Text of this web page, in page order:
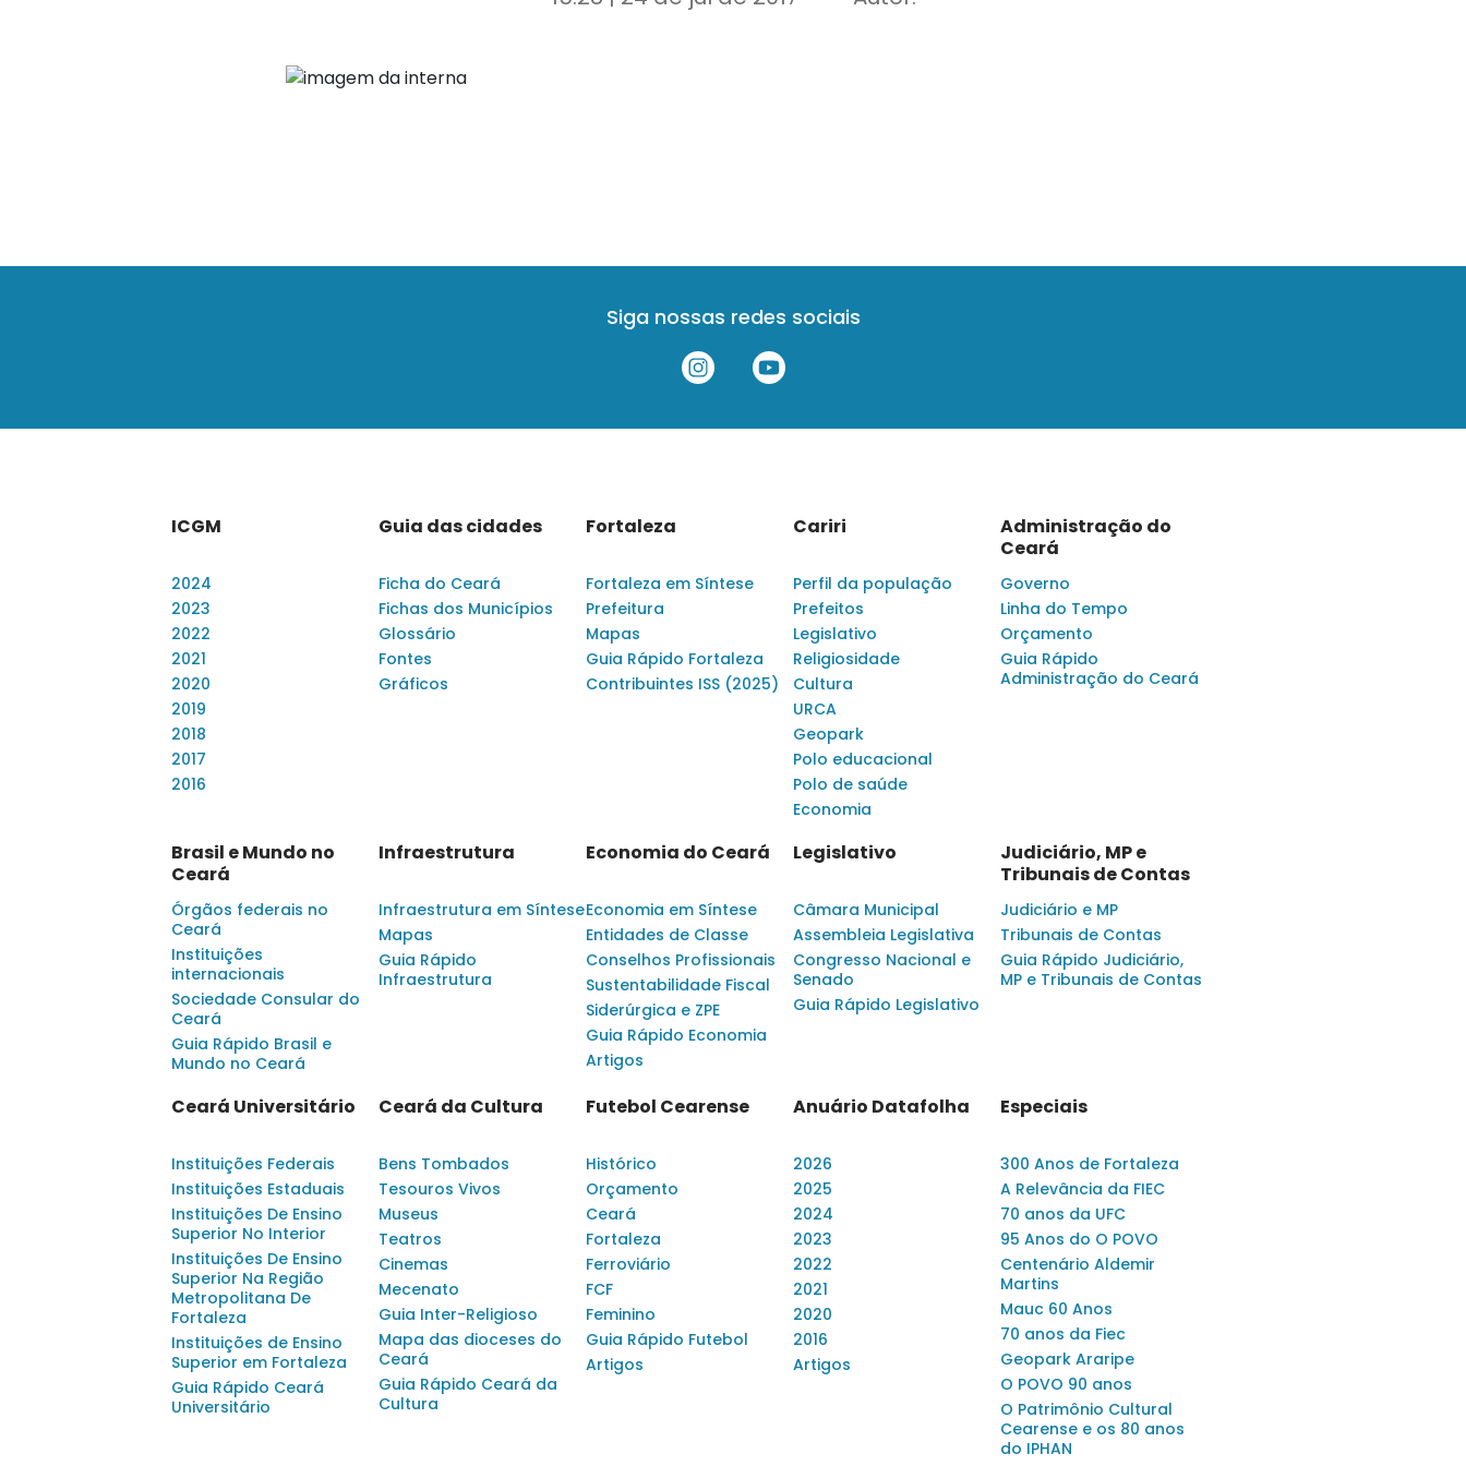
Siga nossas redes sociais
ICGM
2024
2023
2022
2021
2020
2019
2018
2017
2016
Guia das cidades
Ficha do Ceará
Fichas dos Municípios
Glossário
Fontes
Gráficos
Fortaleza
Fortaleza em Síntese
Prefeitura
Mapas
Guia Rápido Fortaleza
Contribuintes ISS (2025)
Cariri
Perfil da população
Prefeitos
Legislativo
Religiosidade
Cultura
URCA
Geopark
Polo educacional
Polo de saúde
Economia
Administração do
Ceará
Governo
Linha do Tempo
Orçamento
Guia Rápido
Administração do Ceará
Brasil e Mundo no
Ceará
Órgãos federais no
Ceará
Instituições
internacionais
Sociedade Consular do
Ceará
Guia Rápido Brasil e
Mundo no Ceará
Infraestrutura
Infraestrutura em Síntese
Mapas
Guia Rápido
Infraestrutura
Economia do Ceará
Economia em Síntese
Entidades de Classe
Conselhos Profissionais
Sustentabilidade Fiscal
Siderúrgica e ZPE
Guia Rápido Economia
Artigos
Legislativo
Câmara Municipal
Assembleia Legislativa
Congresso Nacional e
Senado
Guia Rápido Legislativo
Judiciário, MP e
Tribunais de Contas
Judiciário e MP
Tribunais de Contas
Guia Rápido Judiciário,
MP e Tribunais de Contas
Ceará Universitário
Instituições Federais
Instituições Estaduais
Instituições De Ensino
Superior No Interior
Instituições De Ensino
Superior Na Região
Metropolitana De
Fortaleza
Instituições de Ensino
Superior em Fortaleza
Guia Rápido Ceará
Universitário
Ceará da Cultura
Bens Tombados
Tesouros Vivos
Museus
Teatros
Cinemas
Mecenato
Guia Inter-Religioso
Mapa das dioceses do
Ceará
Guia Rápido Ceará da
Cultura
Futebol Cearense
Histórico
Orçamento
Ceará
Fortaleza
Ferroviário
FCF
Feminino
Guia Rápido Futebol
Artigos
Anuário Datafolha
2026
2025
2024
2023
2022
2021
2020
2016
Artigos
Especiais
300 Anos de Fortaleza
A Relevância da FIEC
70 anos da UFC
95 Anos do O POVO
Centenário Aldemir
Martins
Mauc 60 Anos
70 anos da Fiec
Geopark Araripe
O POVO 90 anos
O Patrimônio Cultural
Cearense e os 80 anos
do IPHAN